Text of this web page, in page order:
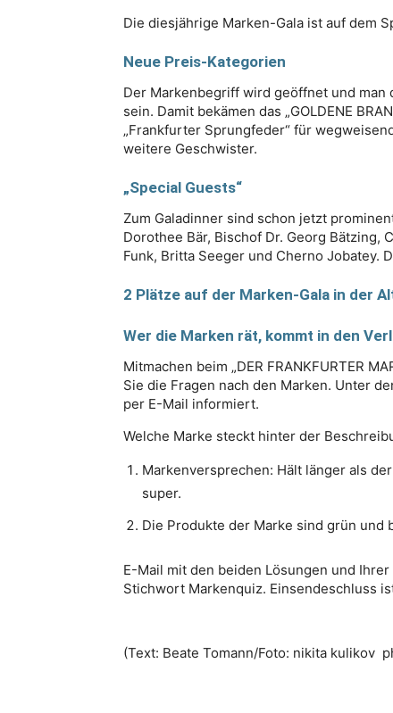
Die diesjährige Marken-Gala ist auf dem
Neue Preis-Kategorien
Der Markenbegriff wird geöffnet und
sein. Damit bekämen das „GOLDENE
„Frankfurter Sprungfeder“ für
weitere Geschwister.
„Special Guests“
Zum Galadinner sind schon jetzt
Dorothee Bär, Bischof Dr. Georg Bätzing,
Funk, Britta Seeger und Cherno Jobatey.
2 Plätze auf der Marken-Gala in der
Wer die Marken rät, kommt in den
Mitmachen beim „DER FRANKFURTER
Sie die Fragen nach den Marken. Unter
per E-Mail informiert.
Welche Marke steckt hinter der
Markenversprechen: Hält länger als
super.
Die Produkte der Marke sind grün und
E-Mail mit den beiden Lösungen und
Stichwort Markenquiz. Einsendeschluss
(Text: Beate Tomann/Foto: nikita kulikov